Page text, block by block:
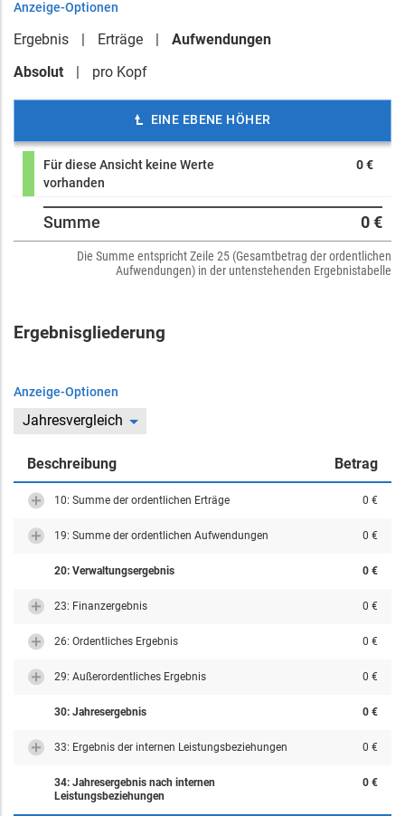
Anzeige-Optionen
Ergebnis Erträge
Aufwendungen
Absolut
pro Kopf
EINE EBENE HÖHER
Für diese Ansicht keine Werte
vorhanden
0 €
Summe 0 €
Die Summe entspricht Zeile 25 (Gesamtbetrag der ordentlichen
Aufwendungen) in der untenstehenden Ergebnistabelle
Ergebnisgliederung
Anzeige-Optionen
Jahresvergleich
Beschreibung Betrag
10: Summe der ordentlichen Erträge 0 €
19: Summe der ordentlichen Aufwendungen 0 €
20: Verwaltungsergebnis 0 €
23: Finanzergebnis 0 €
26: Ordentliches Ergebnis 0 €
29: Außerordentliches Ergebnis 0 €
30: Jahresergebnis 0 €
33: Ergebnis der internen Leistungsbeziehungen 0 €
34: Jahresergebnis nach internen
Leistungsbeziehungen
0 €